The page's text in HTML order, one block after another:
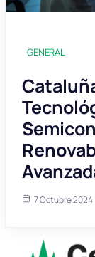
GENERAL
7 Octubre 2024